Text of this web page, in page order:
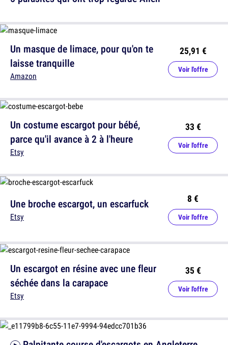
Un costume escargot pour bébé,
parce qu'il avance à 2 à l'heure
Etsy
33 €
Voir l'offre
Un escargot en résine avec une fleur
séchée dans la carapace
Etsy
35 €
Voir l'offre
Un masque de limace, pour qu'on te
laisse tranquille
Amazon
25,91 €
Voir l'offre
Une broche escargot, un escarfuck
Etsy
8 €
Voir l'offre